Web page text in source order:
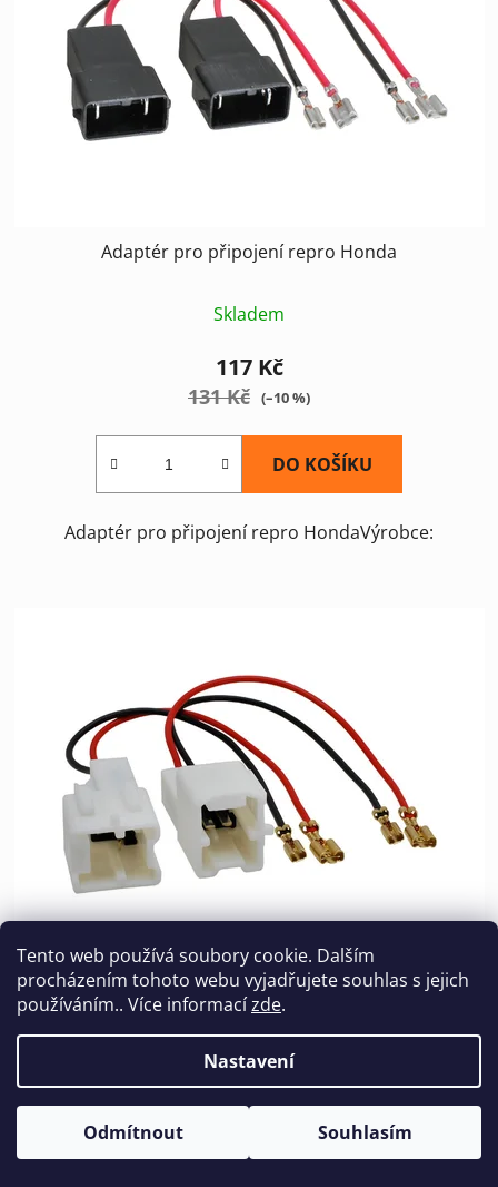
Tento web používá soubory cookie. Dalším
procházením tohoto webu vyjadřujete souhlas s jejich
používáním.. Více informacízde.
Nastavení
Odmítnout Souhlasím
Adaptér pro připojení repro Honda
Skladem
117 Kč
131 Kč (–10 %)
DO KOŠÍKU
Adaptér pro připojení repro HondaVýrobce:
Adaptér pro připojení reproduktorů Dacia / Nissan /
Renault
Průměrné
hodnocení
produktu
Skladem
109 Kč (–10 %)